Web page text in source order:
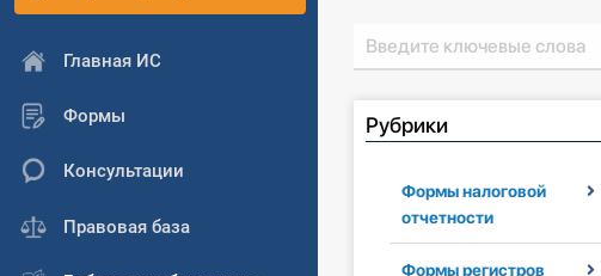
Главная ИС
Формы
Консультации
Правовая база
Рубрики
Формы налоговой
отчетности
Формы регистров